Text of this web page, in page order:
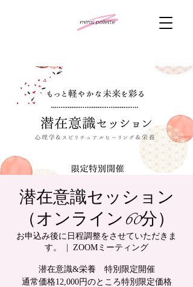
潜在意識セッション
（オンライン60分）
お申込み後に日程調整をさせていただきま
す。
ZOOMミーティング
潜在意識&栄養 特別限定開催
通常価格12,000円のところ特別限定価格